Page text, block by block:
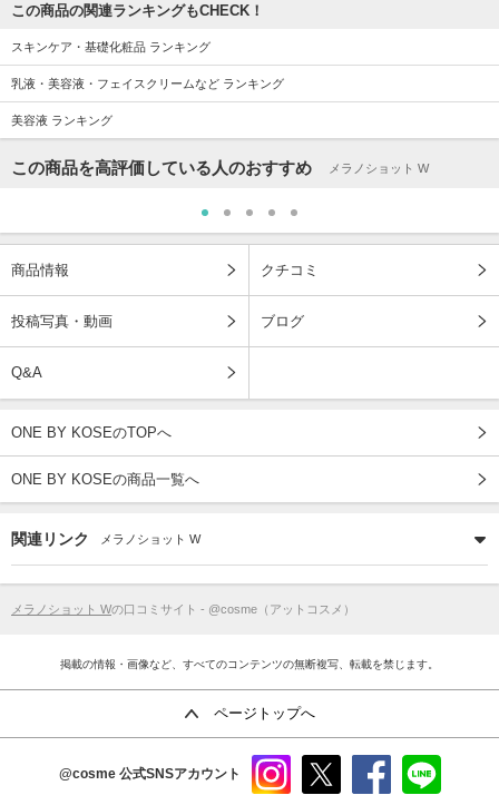
この商品の関連ランキングもCHECK！
スキンケア・基礎化粧品 ランキング
乳液・美容液・フェイスクリームなど ランキング
美容液 ランキング
この商品を高評価している人のおすすめ メラノショット W
商品情報 クチコミ
投稿写真・動画 ブログ
Q&A
ONE BY KOSEのTOPへ
ONE BY KOSEの商品一覧へ
関連リンク メラノショット W
メラノショット Wの口コミサイト - @cosme（アットコスメ）
掲載の情報・画像など、すべてのコンテンツの無断複写、転載を禁じます。
ページトップへ
@cosme 公式SNSアカウント